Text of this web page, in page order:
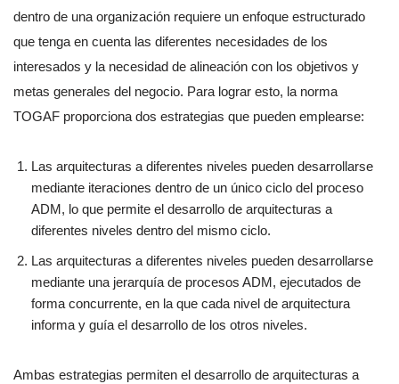
dentro de una organización requiere un enfoque estructurado
que tenga en cuenta las diferentes necesidades de los
interesados y la necesidad de alineación con los objetivos y
metas generales del negocio. Para lograr esto, la norma
TOGAF proporciona dos estrategias que pueden emplearse:
Las arquitecturas a diferentes niveles pueden desarrollarse
mediante iteraciones dentro de un único ciclo del proceso
ADM, lo que permite el desarrollo de arquitecturas a
diferentes niveles dentro del mismo ciclo.
Las arquitecturas a diferentes niveles pueden desarrollarse
mediante una jerarquía de procesos ADM, ejecutados de
forma concurrente, en la que cada nivel de arquitectura
informa y guía el desarrollo de los otros niveles.
Ambas estrategias permiten el desarrollo de arquitecturas a